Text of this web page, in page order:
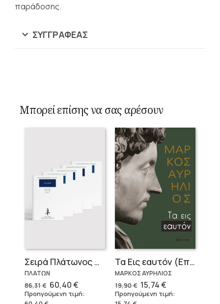
παράδοσης.
ΣΥΓΓΡΑΦΈΑΣ
Μπορεί επίσης να σας αρέσουν
Σειρά Πλάτωνος Πολιτεία
ΠΛΑΤΩΝ
86,31€ Original
price
was:
60,40€Η
τρέχουσα
τιμή
Προηγούμενη τιμή:
Τα Εις εαυτόν (Επίτομο) – Μάρκος Αυρήλιος
ΜΑΡΚΟΣ ΑΥΡΗΛΙΟΣ
19,90€ Original
price
was:
15,74€Η
τρέχουσα
τιμή
Προηγούμενη τιμή: